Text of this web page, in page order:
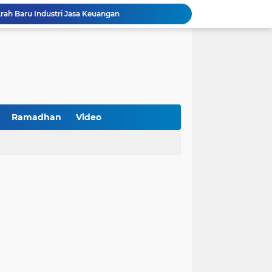
Baru Industri Jasa Keuangan
Jakarta Raih Digital Excellence Awards 2026
Ramadhan Video